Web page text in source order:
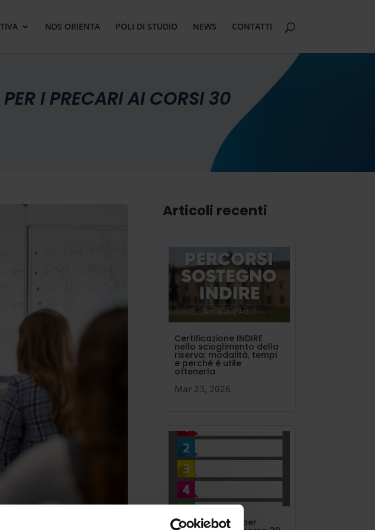
NDS ORIENTA POLI DI STUDIO NEWS CONTATTI
I PRECARI AI CORSI 30
Articoli recenti
Certificazione INDIRE
nello scioglimento della
riserva: modalità, tempi
e perché è utile
ottenerla
Mar 23, 2026
I 24 punti in più per